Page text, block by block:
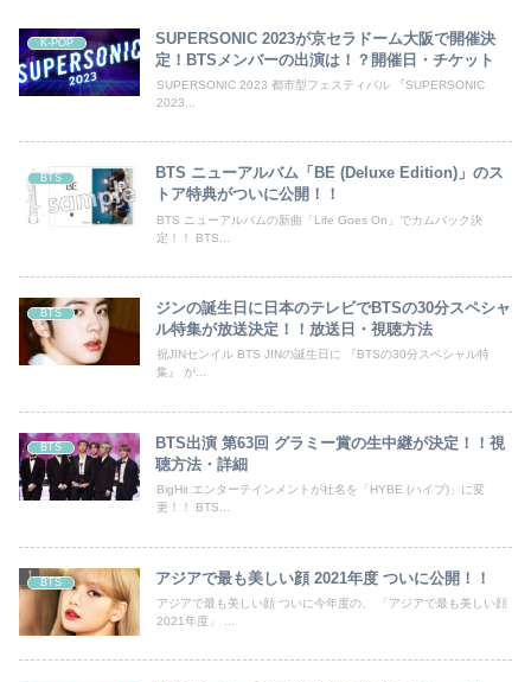
K-POP
SUPERSONIC 2023が京セラドーム大阪で開催決
定！BTSメンバーの出演は！？開催日・チケット
SUPERSONIC 2023 都市型フェスティバル 『SUPERSONIC
2023...
BTS
BTS ニューアルバム「BE (Deluxe Edition)」のス
トア特典がついに公開！！
BTS ニューアルバムの新曲「Life Goes On」でカムバック決
定！！ BTS...
BTS
ジンの誕生日に日本のテレビでBTSの30分スペシャ
ル特集が放送決定！！放送日・視聴方法
祝JINセンイル BTS JINの誕生日に 『BTSの30分スペシャル特
集』 が...
BTS
BTS出演 第63回 グラミー賞の生中継が決定！！視
聴方法・詳細
BigHit エンターテインメントが社名を「HYBE (ハイブ)」に変
更！！ BTS...
BTS アジアで最も美しい顔 2021年度 ついに公開！！
アジアで最も美しい顔 ついに今年度の、 「アジアで最も美しい顔
2021年度」 ...